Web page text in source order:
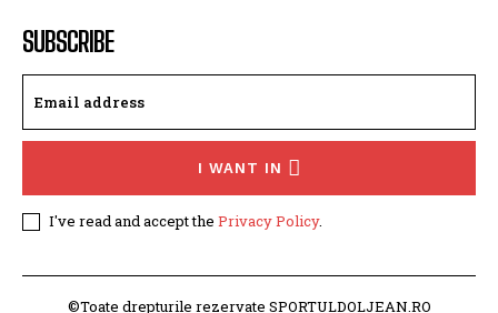
SUBSCRIBE
I WANT IN
I've read and accept the Privacy Policy.
©Toate drepturile rezervate SPORTULDOLJEAN.RO